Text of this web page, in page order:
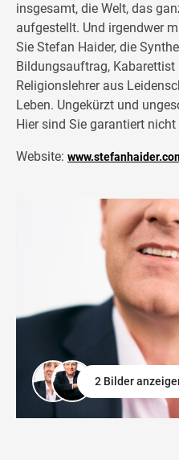
insgesamt, die Welt, das
aufgestellt. Und irgendwer
Sie Stefan Haider, die
Bildungsauftrag, Kabarettist
Religionslehrer aus
Leben. Ungekürzt und
Hier sind Sie garantiert
Website:
2 Bilder